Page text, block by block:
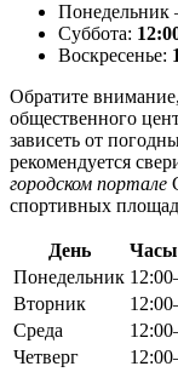
Понедельник
Суббота:
Воскресенье:
Обратите
общественного
зависеть от
рекомендуется
городском портале
спортивных
День
Понедельник
Вторник
Среда
Четверг